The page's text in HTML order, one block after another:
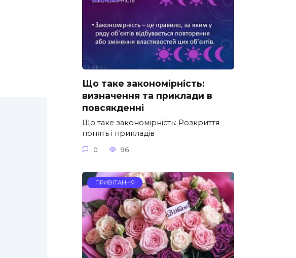
Що таке закономірність:
визначення та приклади в
повсякденні
Що таке закономірність: Розкриття
понять і прикладів
0 96
ПРИВІТАННЯ